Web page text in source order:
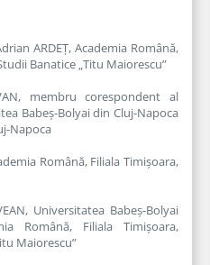
ARDEȚ, Academia Română,
Banatice „Titu Maiorescu”
membru corespondent al
Babeș-Bolyai din Cluj-Napoca
Napoca
Română, Filiala Timișoara,
Universitatea Babeș-Bolyai
Română, Filiala Timișoara,
Maiorescu”